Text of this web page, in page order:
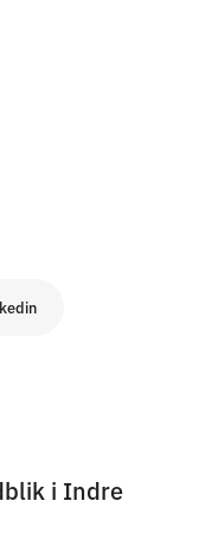
i Indre